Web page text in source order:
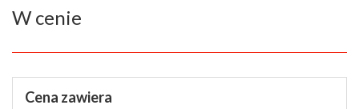
W cenie
Cena zawiera